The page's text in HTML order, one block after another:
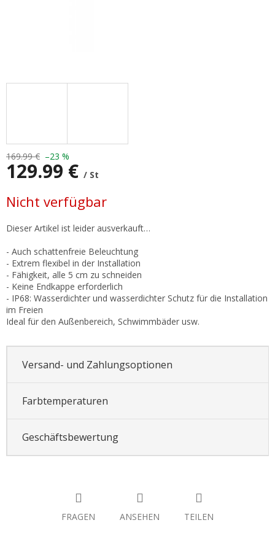
169.99 € –23 %
129.99 € / St
Nicht verfügbar
Dieser Artikel ist leider ausverkauft…
- Auch schattenfreie Beleuchtung
- Extrem flexibel in der Installation
- Fähigkeit, alle 5 cm zu schneiden
- Keine Endkappe erforderlich
- IP68: Wasserdichter und wasserdichter Schutz für die Installation
im Freien
Ideal für den Außenbereich, Schwimmbäder usw.
Versand- und Zahlungsoptionen
Farbtemperaturen
Geschäftsbewertung
FRAGEN ANSEHEN TEILEN